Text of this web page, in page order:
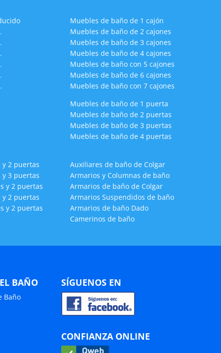
Muebles de baño de 1 cajón
Muebles de baño de 2 cajones
Muebles de baño de 3 cajones
Muebles de baño de 4 cajones
Muebles de baño con 5 cajones
Muebles de baño de 6 cajones
Muebles de baño con 7 cajones
Muebles de baño de 1 puerta
Muebles de baño de 2 puertas
Muebles de baño de 3 puertas
Muebles de baño de 4 puertas
y 2 puertas
y 3 puertas
y 2 puertas
y 2 puertas
y 2 puertas
Auxiliares de baño de Colgar
Armarios y Columnas de baño
Armarios de baño de Colgar
Armarios Suspendidos de baño
Armarios de baño Dado
Camerinos de baño
BAÑO
Baño
SÍGUENOS EN
CONFIANZA ONLINE